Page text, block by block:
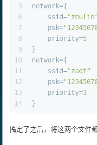
5
6
7
8
9
10
11
12
13
14
network={
    ssid=
"zhulin"
    psk=
    priority=
5
}
network={
    ssid=
"zadf"
    psk=
    priority=
3
}
搞定了之后，将这两个文件